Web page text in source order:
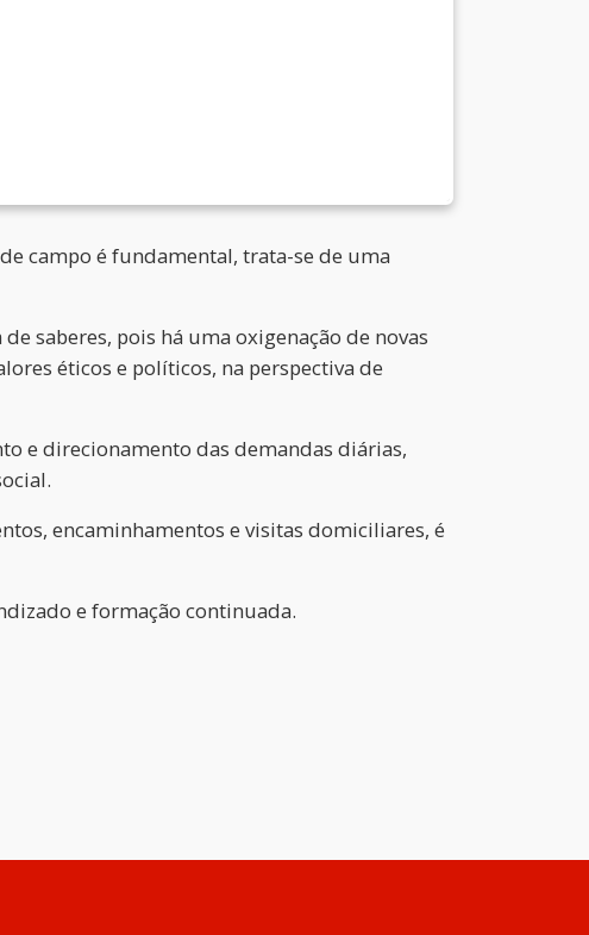
campo é fundamental, trata-se de uma
saberes, pois há uma oxigenação de novas
éticos e políticos, na perspectiva de
e direcionamento das demandas diárias,
encaminhamentos e visitas domiciliares, é
e formação continuada.